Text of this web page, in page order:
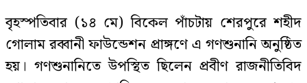
বৃহস্পতিবার (১৪ মে) বিকেল পাঁচটায় শেরপুরে শহীদ
গোলাম রব্বানী ফাউন্ডেশন প্রাঙ্গণে এ গণশুনানি অনুষ্ঠিত
হয়। গণশুনানিতে উপস্থিত ছিলেন প্রবীণ রাজনীতিবিদ